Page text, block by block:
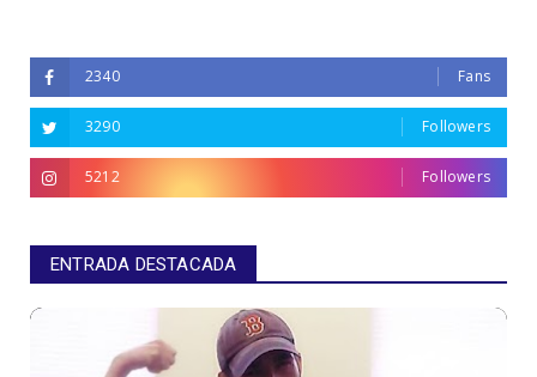
2340 Fans
3290 Followers
5212 Followers
ENTRADA DESTACADA